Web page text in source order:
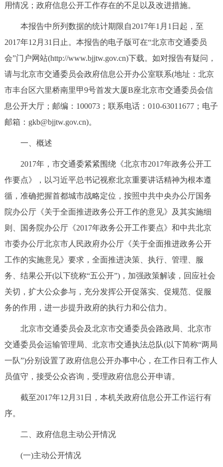
中介服务 阳光政务
12345网上接诉即办 我要咨询 我要建议
参与调查 在线访谈 图说互动
绿色北京 图说北京 视频北京
多语种
DEUTSCH FRANÇAIS РУССКИЙ ЯЗЫК
ESPAÑOL العربية PORTUGUÊS
ITALIANO
回到顶部
用情况；政府信息公开工作存在的不足以及改进措施。
本报告中所列数据的统计期限自2017年1月1日起，至
2017年12月31日止。本报告的电子版可在“北京市交通委员
会”门户网站(http://www.bjjtw.gov.cn)下载。如对报告有疑问，
请与北京市交通委员会政府信息公开办公室联系(地址：北京
市丰台区六里桥南里甲9号首发大厦B座北京市交通委员会信
息公开大厅；邮编：100073；联系电话：010-63011677；电子
邮箱：gkb@bjjtw.gov.cn)。
一、概述
2017年，市交通委紧紧围绕《北京市2017年政务公开工
作要点》，以习近平总书记视察北京重要讲话精神为根本遵
循，准确把握首都城市战略定位，按照中共中央办公厅国务
院办公厅《关于全面推进政务公开工作的意见》及其实施细
则、国务院办公厅《2017年政务公开工作要点》和中共北京
市委办公厅北京市人民政府办公厅《关于全面推进政务公开
工作的实施意见》要求，全面推进决策、执行、管理、服
务、结果公开(以下统称“五公开”)，加强政策解读，回应社会
关切，扩大公众参与，充分发挥公开促落实、促规范、促服
务的作用，进一步提升政府的执行力和公信力。
北京市交通委员会及北京市交通委员会路政局、北京市
交通委员会运输管理局、北京市交通执法总队(以下简称“两局
一队”)分别设置了政府信息公开办事中心，在工作日有工作人
员值守，接受公众咨询，受理政府信息公开申请。
截至2017年12月31日，本机关政府信息公开工作运行有
序。
二、政府信息主动公开情况
(一)主动公开情况